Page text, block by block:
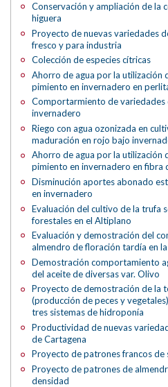
Conservación y ampliación de la
higuera
Proyecto de nuevas variedades
fresco y para industria
Colección de especies cítricas
Ahorro de agua por la utilización
pimiento en invernadero en
Comportarmiento de variedades
invernadero
Riego con agua ozonizada en
maduración en rojo bajo
Ahorro de agua por la utilización
pimiento en invernadero en fibra
Disminución aportes abonado
en invernadero
Evaluación del cultivo de la trufa
forestales en el Altiplano
Evaluación y demostración del
almendro de floración tardía en
Demostración comportamiento
del aceite de diversas var. Olivo
Proyecto de demostración de la
(producción de peces y
tres sistemas de hidroponía
Productividad de nuevas
de Cartagena
Proyecto de patrones francos de
Proyecto de patrones de
densidad